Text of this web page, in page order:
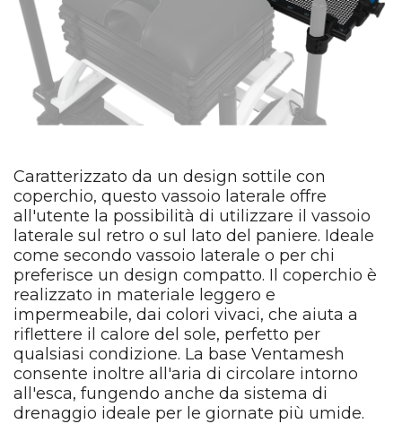
Caratterizzato da un design sottile con
coperchio, questo vassoio laterale offre
all'utente la possibilità di utilizzare il vassoio
laterale sul retro o sul lato del paniere. Ideale
come secondo vassoio laterale o per chi
preferisce un design compatto. Il coperchio è
realizzato in materiale leggero e
impermeabile, dai colori vivaci, che aiuta a
riflettere il calore del sole, perfetto per
qualsiasi condizione. La base Ventamesh
consente inoltre all'aria di circolare intorno
all'esca, fungendo anche da sistema di
drenaggio ideale per le giornate più umide.